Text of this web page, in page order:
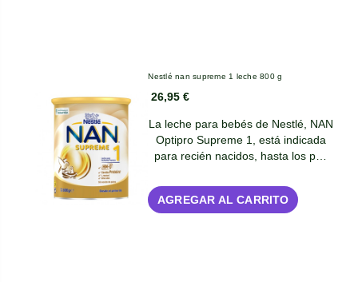
Nestlé nan supreme 1 leche 800 g
26,95 €
La leche para bebés de Nestlé, NAN
Optipro Supreme 1, está indicada
para recién nacidos, hasta los p…
AGREGAR AL CARRITO